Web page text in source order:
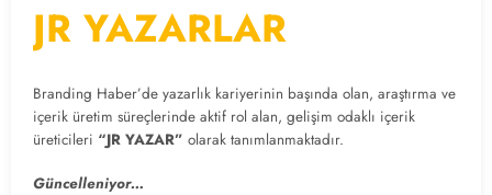
JR YAZARLAR
Branding Haber’de yazarlık kariyerinin başında olan, araştırma ve
içerik üretim süreçlerinde aktif rol alan, gelişim odaklı içerik
üreticileri “JR YAZAR” olarak tanımlanmaktadır.
Güncelleniyor…